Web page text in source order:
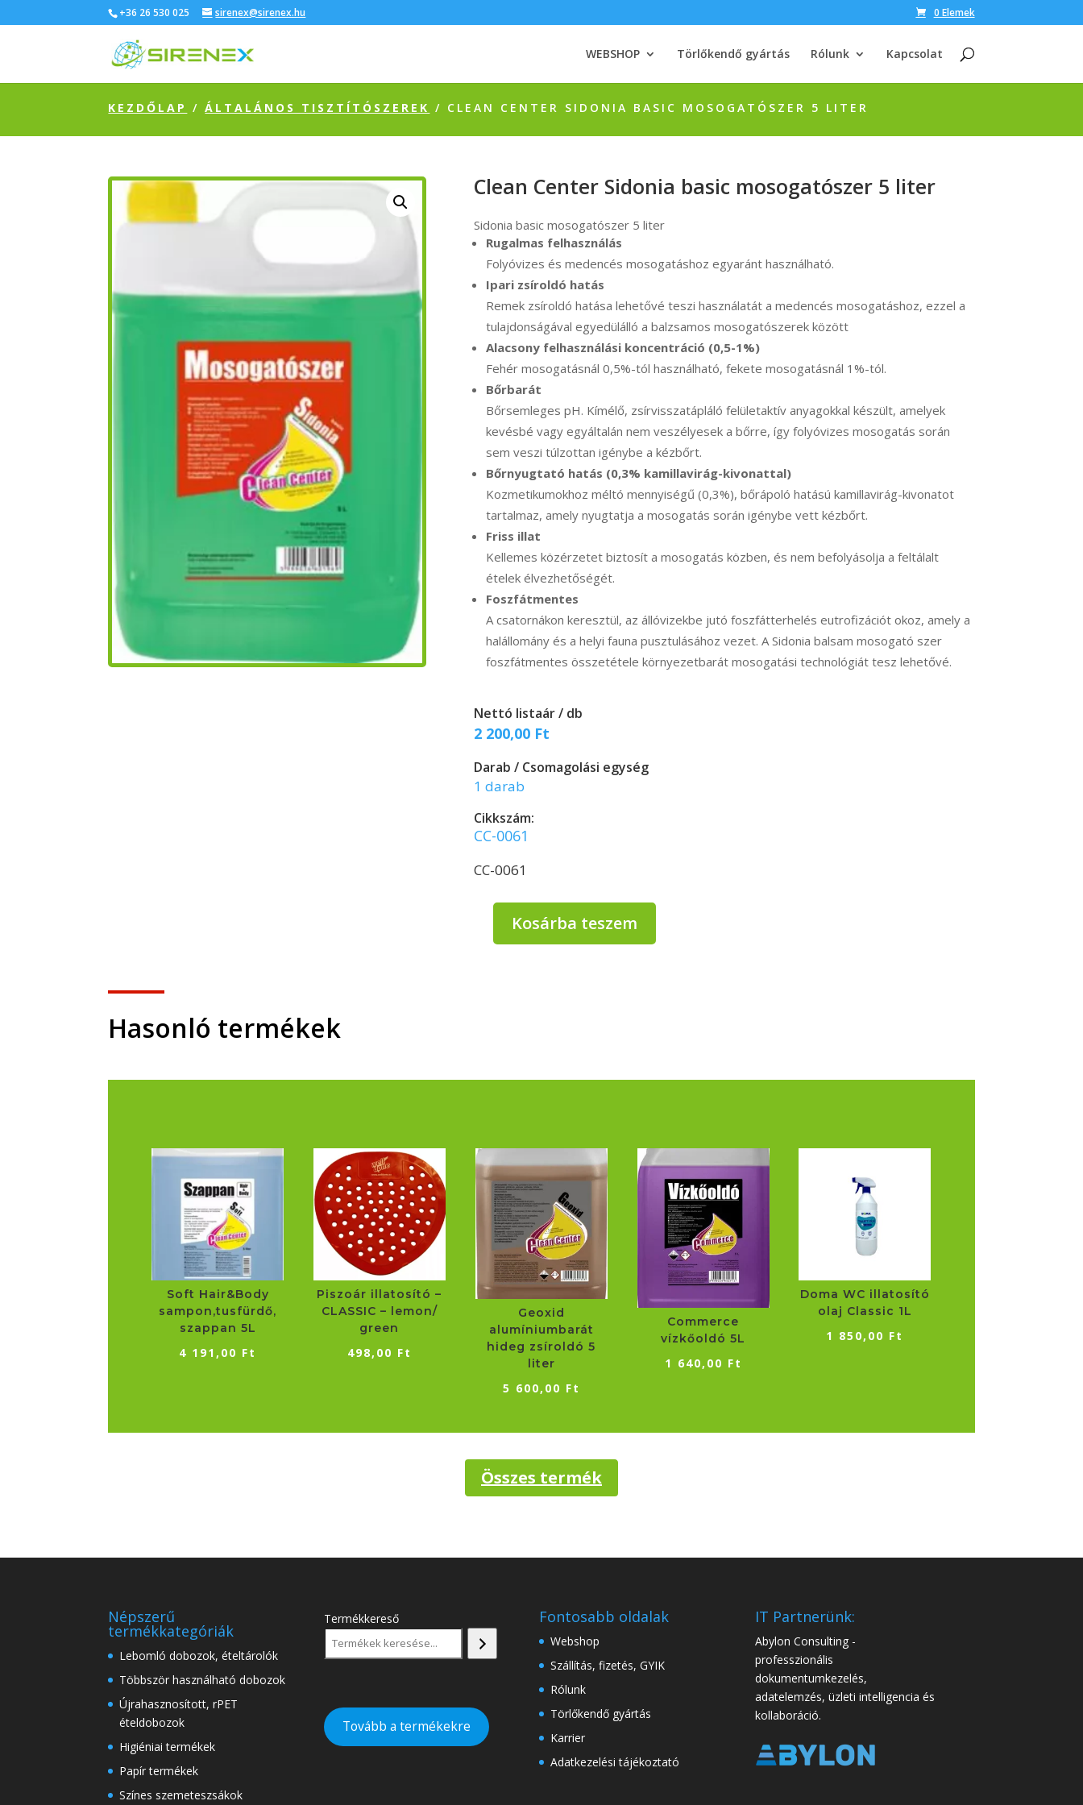
+36 26 530 025 sirenex@sirenex.hu 0 Elemek
WEBSHOP Törlőkendő gyártás Rólunk Kapcsolat
KEZDŐLAP /ÁLTALÁNOS TISZTÍTÓSZEREK / CLEAN CENTER SIDONIA BASIC MOSOGATÓSZER 5 LITER
Clean Center Sidonia basic mosogatószer 5 liter
Sidonia basic mosogatószer 5 liter
Rugalmas felhasználás
Folyóvizes és medencés mosogatáshoz egyaránt használható.
Ipari zsíroldó hatás
Remek zsíroldó hatása lehetővé teszi használatát a medencés mosogatáshoz, ezzel a
tulajdonságával egyedülálló a balzsamos mosogatószerek között
Alacsony felhasználási koncentráció (0,5-1%)
Fehér mosogatásnál 0,5%-tól használható, fekete mosogatásnál 1%-tól.
Bőrbarát
Bőrsemleges pH. Kímélő, zsírvisszatápláló felületaktív anyagokkal készült, amelyek
kevésbé vagy egyáltalán nem veszélyesek a bőrre, így folyóvizes mosogatás során
sem veszi túlzottan igénybe a kézbőrt.
Bőrnyugtató hatás (0,3% kamillavirág-kivonattal)
Kozmetikumokhoz méltó mennyiségű (0,3%), bőrápoló hatású kamillavirág-kivonatot
tartalmaz, amely nyugtatja a mosogatás során igénybe vett kézbőrt.
Friss illat
Kellemes közérzetet biztosít a mosogatás közben, és nem befolyásolja a feltálalt
ételek élvezhetőségét.
Foszfátmentes
A csatornákon keresztül, az állóvizekbe jutó foszfátterhelés eutrofizációt okoz, amely a
halállomány és a helyi fauna pusztulásához vezet. A Sidonia balsam mosogató szer
foszfátmentes összetétele környezetbarát mosogatási technológiát tesz lehetővé.
Nettó listaár / db
2 200,00 Ft
Darab / Csomagolási egység
1 darab
Cikkszám:
CC-0061
CC-0061
Center
Kosárba teszem
Hasonló termékek
Soft Hair&Body
sampon,tusfürdő,
szappan 5L
4 191,00 Ft
Piszoár illatosító –
CLASSIC – lemon/
green
498,00 Ft
Geoxid
alumíniumbarát
hideg zsíroldó 5
liter
5 600,00 Ft
Commerce
vízkőoldó 5L
1 640,00 Ft
Doma WC illatosító
olaj Classic 1L
1 850,00 Ft
Összes termék
Népszerű
termékkategóriák
Lebomló dobozok, ételtárolók
Többször használható dobozok
Újrahasznosított, rPET
ételdobozok
Higiéniai termékek
Papír termékek
Színes szemeteszsákok
Termékkereső
Tovább a termékekre
Fontosabb oldalak
Webshop
Szállítás, fizetés, GYIK
Rólunk
Törlőkendő gyártás
Karrier
Adatkezelési tájékoztató
IT Partnerünk:
Abylon Consulting -
professzionális
dokumentumkezelés,
adatelemzés, üzleti intelligencia és
kollaboráció.